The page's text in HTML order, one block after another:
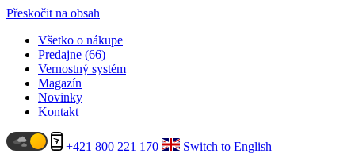
Přeskočit na obsah
Všetko o nákupe
Predajne (66)
Vernostný systém
Magazín
Novinky
Kontakt
+421 800 221 170
Switch to English